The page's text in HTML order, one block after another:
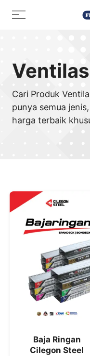
Menu
Cari Produk
punya semua
harga terbaik
Baja Ringan
Cilegon Steel